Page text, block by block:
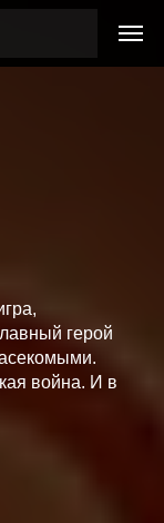
герой
война. И в